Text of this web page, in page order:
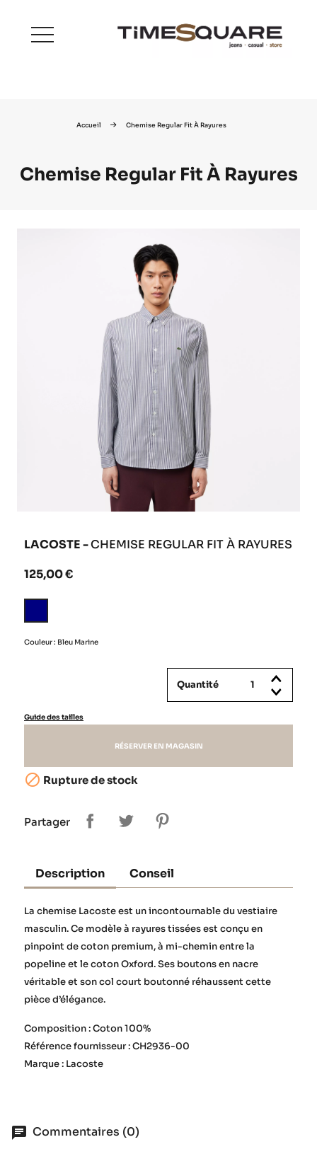
menu
Accueil Chemise Regular Fit À Rayures
Chemise Regular Fit À Rayures
LACOSTE -CHEMISE REGULAR FIT À RAYURES
125,00 €
Marine
Couleur : Bleu Marine
Quantité
Guide des tailles
RÉSERVER EN MAGASIN
 Rupture de stock
Partager
Description Conseil
La chemise Lacoste est un incontournable du vestiaire
masculin. Ce modèle à rayures tissées est conçu en
pinpoint de coton premium, à mi-chemin entre la
popeline et le coton Oxford. Ses boutons en nacre
véritable et son col court boutonné réhaussent cette
pièce d’élégance.
Composition : Coton 100%
Référence fournisseur : CH2936-00
Marque : Lacoste
Commentaires (0)